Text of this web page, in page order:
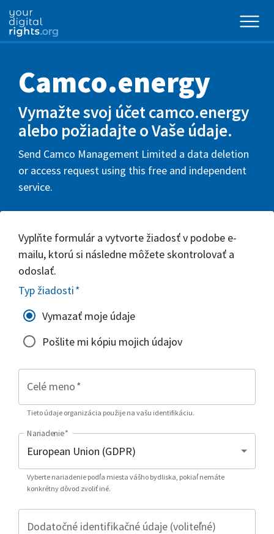
Camco.energy
Vymažte svoj účet camco.energy
alebo požiadajte o Vaše údaje.
Send Camco Management Limited a data deletion
or access request using this free and independent
service.
Vyplňte formulár a vytvorte žiadosť v podobe e-
mailu, ktorú si následne môžete skontrolovať a
odoslať.
Typ žiadosti*
Vymazať moje údaje
Pošlite mi kópiu mojich údajov
Celé meno*
Tieto údaje organizácia použije na vašu identifikáciu.
Nariadenie*
Vyberte nariadenie podľa miesta vášho bydliska, pokiaľ nemáte
konkrétny dôvod zvoliť iné.
Dodatočné identifikačné údaje (voliteľné)